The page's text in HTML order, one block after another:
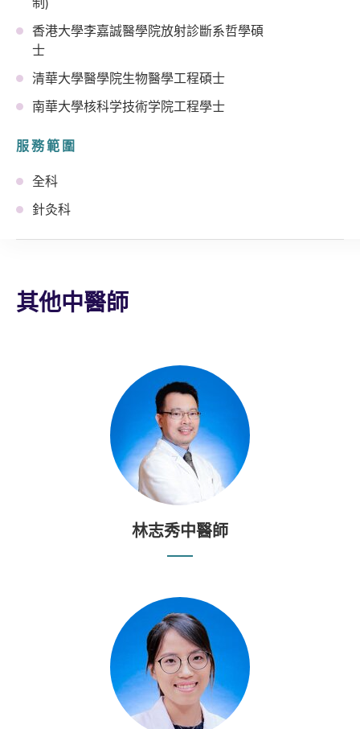
香港大學李嘉誠醫學院放射診斷系哲學碩
士
清華大學醫學院生物醫學工程碩士
南華大學核科学技術学院工程學士
服務範圍
全科
針灸科
其他中醫師
林志秀中醫師